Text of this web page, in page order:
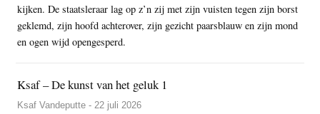
kijken. De staatsleraar lag op z’n zij met zijn vuisten tegen zijn borst
geklemd, zijn hoofd achterover, zijn gezicht paarsblauw en zijn mond
en ogen wijd opengesperd.
Ksaf – De kunst van het geluk 1
Ksaf Vandeputte - 22 juli 2026